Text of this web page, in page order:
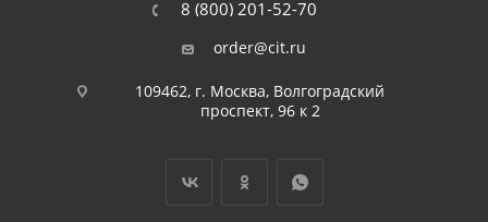
8 (800) 201-52-70
order@cit.ru
109462, г. Москва, Волгоградский
проспект, 96 к 2